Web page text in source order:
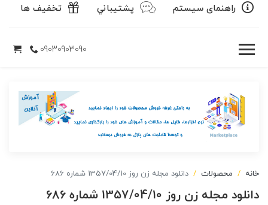
راهنمای سیستم پشتيباني تخفیف ها
09030903090
خانه محصولات دانلود مجله زن روز 1357/04/10 شماره 686
دانلود مجله زن روز 1357/04/10 شماره 686